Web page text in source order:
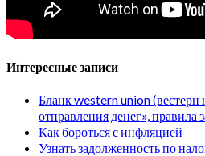
Интересные записи
Бланк western union
отправления денег», правила
Как бороться с инфляцией
Узнать задолженность по